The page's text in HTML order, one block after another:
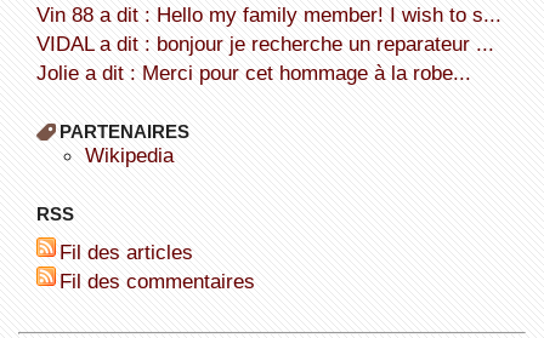
Vin 88 a dit : Hello my family member! I wish to s...
VIDAL a dit : bonjour je recherche un reparateur ...
Jolie a dit : Merci pour cet hommage à la robe...
PARTENAIRES
wikipedia
RSS
Fil des articles
Fil des commentaires